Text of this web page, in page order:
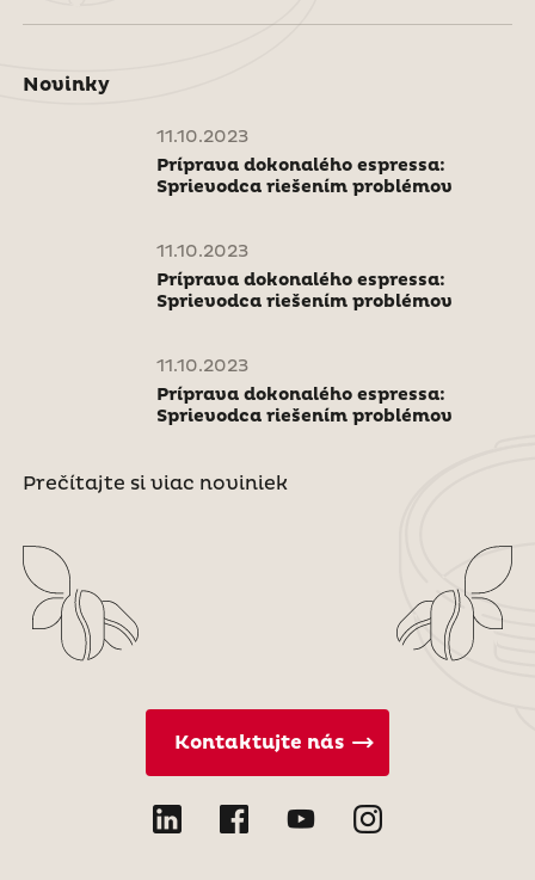
Novinky
11.10.2023
Príprava dokonalého espressa:
Sprievodca riešením problémov
11.10.2023
Príprava dokonalého espressa:
Sprievodca riešením problémov
11.10.2023
Príprava dokonalého espressa:
Sprievodca riešením problémov
Prečítajte si viac noviniek
Kontaktujte nás